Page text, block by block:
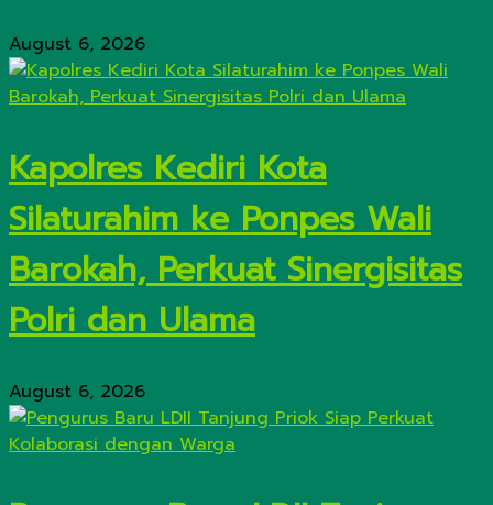
August 6, 2026
Kapolres Kediri Kota
Silaturahim ke Ponpes Wali
Barokah, Perkuat Sinergisitas
Polri dan Ulama
August 6, 2026